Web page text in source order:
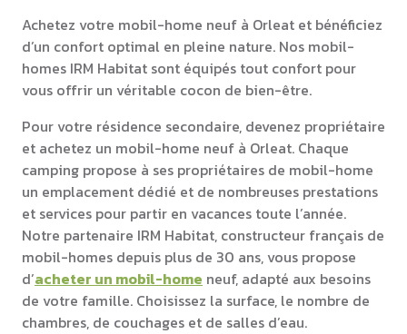
Achetez votre mobil-home neuf à Orleat et bénéficiez
d’un confort optimal en pleine nature. Nos mobil-
homes IRM Habitat sont équipés tout confort pour
vous offrir un véritable cocon de bien-être.
Pour votre résidence secondaire, devenez propriétaire
et achetez un mobil-home neuf à Orleat. Chaque
camping propose à ses propriétaires de mobil-home
un emplacement dédié et de nombreuses prestations
et services pour partir en vacances toute l’année.
Notre partenaire IRM Habitat, constructeur français de
mobil-homes depuis plus de 30 ans, vous propose
d’acheter un mobil-home neuf, adapté aux besoins
de votre famille. Choisissez la surface, le nombre de
chambres, de couchages et de salles d’eau.